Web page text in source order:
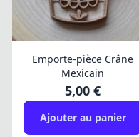
Emporte-pièce Crâne
Mexicain
5,00 €
Ajouter au panier